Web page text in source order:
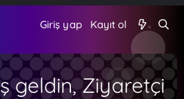
Giriş yap Kayıt ol
geldin, Ziyaretçi